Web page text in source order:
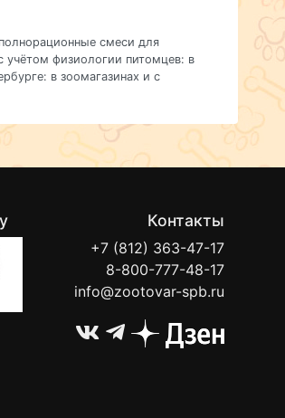
смеси для
учётом физиологии питомцев: в
в зоомагазинах и с
Контакты
+7 (812) 363-47-17
8-800-777-48-17
info@zootovar-spb.ru